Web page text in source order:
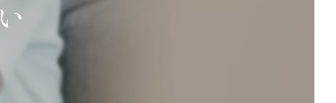
マッチング
オンライン